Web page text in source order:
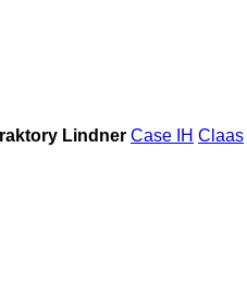
Lindner Case IH Claas